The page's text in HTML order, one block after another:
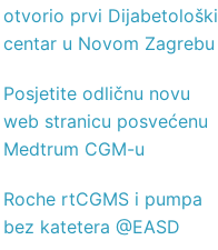
otvorio prvi Dijabetološki
centar u Novom Zagrebu
Posjetite odličnu novu
web stranicu posvećenu
Medtrum CGM-u
Roche rtCGMS i pumpa
bez katetera @EASD